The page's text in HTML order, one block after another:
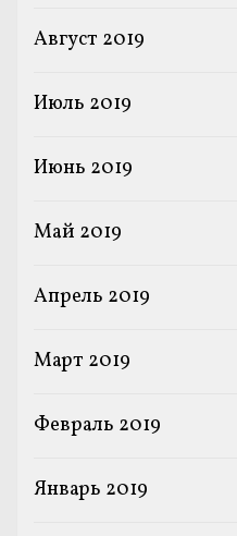
Август 2019
Июль 2019
Июнь 2019
Май 2019
Апрель 2019
Март 2019
Февраль 2019
Январь 2019